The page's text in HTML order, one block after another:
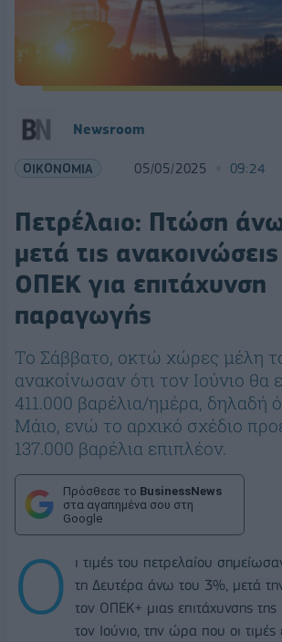
Newsroom
ΟΙΚΟΝΟΜΙΑ 05/05/2025 09:24
Πετρέλαιο: Πτώση
μετά τις
ΟΠΕΚ για επιτάχυνση
παραγωγής
Το Σάββατο, οκτώ χώρες μέλη
ανακοίνωσαν ότι τον Ιούνιο θα
411.000 βαρέλια/ημέρα, δηλαδή
Μάιο, ενώ το αρχικό σχέδιο
137.000 βαρέλια επιπλέον.
Πρόσθεσε το BusinessNews
στα αγαπημένα σου στη
Google
Ο
ι τιμές του πετρελαίου
τη Δευτέρα άνω του 3%, μετά
τον ΟΠΕΚ+ μιας επιτάχυνσης
τον Ιούνιο, την ώρα που οι τιμές